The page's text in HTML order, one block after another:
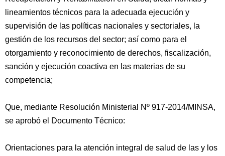
lineamientos técnicos para la adecuada ejecución y
supervisión de las políticas nacionales y sectoriales, la
gestión de los recursos del sector; así como para el
otorgamiento y reconocimiento de derechos, fiscalización,
sanción y ejecución coactiva en las materias de su
competencia;
Que, mediante Resolución Ministerial Nº 917-2014/MINSA,
se aprobó el Documento Técnico:
Orientaciones para la atención integral de salud de las y los